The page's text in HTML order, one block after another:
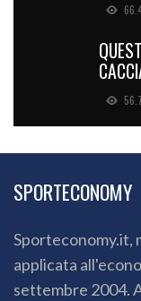
SPORTECONOMY
Sporteconomy.it,
applicata
settembre 2004.